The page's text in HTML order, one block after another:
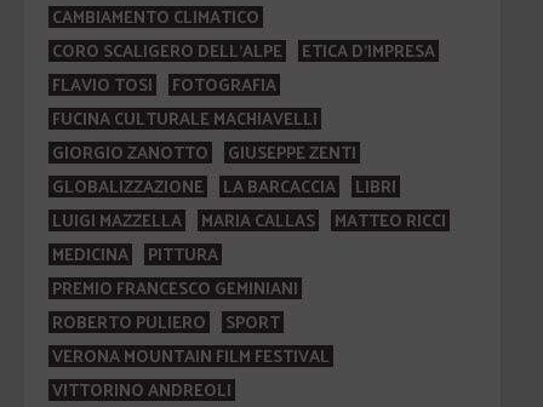
CAMBIAMENTO CLIMATICO
CORO SCALIGERO DELL'ALPE
ETICA D'IMPRESA
FLAVIO TOSI
FOTOGRAFIA
FUCINA CULTURALE MACHIAVELLI
GIORGIO ZANOTTO
GIUSEPPE ZENTI
GLOBALIZZAZIONE
LA BARCACCIA
LIBRI
LUIGI MAZZELLA
MARIA CALLAS
MATTEO RICCI
MEDICINA
PITTURA
PREMIO FRANCESCO GEMINIANI
ROBERTO PULIERO
SPORT
VERONA MOUNTAIN FILM FESTIVAL
VITTORINO ANDREOLI